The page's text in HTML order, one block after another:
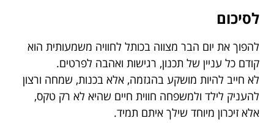
לסיכום
להפוך את יום הבר מצווה בכותל לחוויה משמעותית הוא
קודם כל עניין של תכנון, רגישות ואהבה לפרטים.
לא חייב להיות מושקע בהגזמה, אלא בכנות, שמחה ורצון
להעניק לילד ולמשפחה חווית חיים שהיא לא רק טקס,
אלא זיכרון מיוחד שילך איתם תמיד.